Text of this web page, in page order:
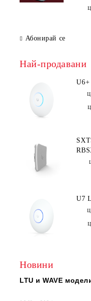
Абонирай се
Най-продавани
Новини
LTU и WAVE